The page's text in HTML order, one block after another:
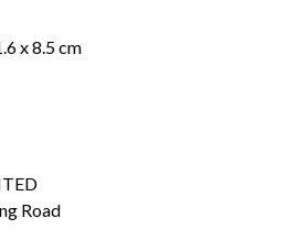
x 8.5 cm
Road